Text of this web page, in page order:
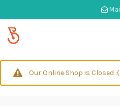
Mail
Our Online Shop is Closed :(